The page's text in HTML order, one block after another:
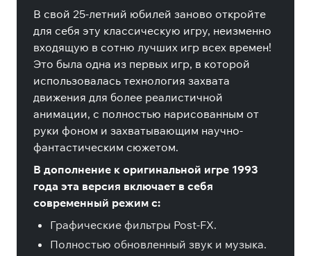
В свой 25-летний юбилей заново откройте
для себя эту классическую игру, неизменно
входящую в сотню лучших игр всех времен!
Это была одна из первых игр, в которой
использовалась технология захвата
движения для более реалистичной
анимации, с полностью нарисованным от
руки фоном и захватывающим научно-
фантастическим сюжетом.
В дополнение к оригинальной игре 1993
года эта версия включает в себя
современный режим с:
Графические фильтры Post-FX.
Полностью обновленный звук и музыка.